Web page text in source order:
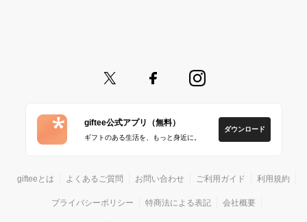
giftee公式アプリ（無料）
ギフトのある生活を、もっと身近に。
ダウンロード
gifteeとは よくあるご質問 お問い合わせ ご利用ガイド 利用規約
プライバシーポリシー 特商法による表記 会社概要